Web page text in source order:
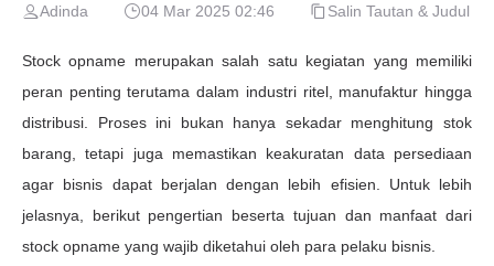
Adinda 04 Mar 2025 02:46 Salin Tautan & Judul